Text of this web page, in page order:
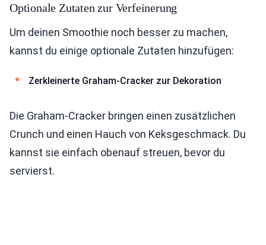
Optionale Zutaten zur Verfeinerung
Um deinen Smoothie noch besser zu machen,
kannst du einige optionale Zutaten hinzufügen:
Zerkleinerte Graham-Cracker zur Dekoration
Die Graham-Cracker bringen einen zusätzlichen
Crunch und einen Hauch von Keksgeschmack. Du
kannst sie einfach obenauf streuen, bevor du
servierst.